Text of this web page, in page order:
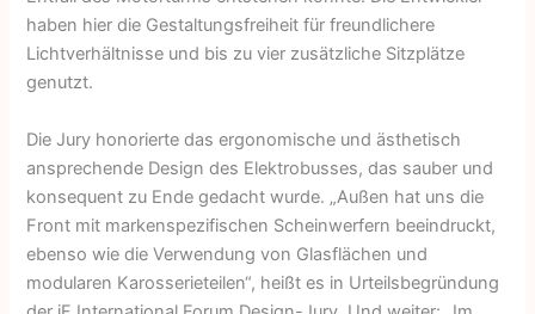
haben hier die Gestaltungsfreiheit für freundlichere
Lichtverhältnisse und bis zu vier zusätzliche Sitzplätze
genutzt.
Die Jury honorierte das ergonomische und ästhetisch
ansprechende Design des Elektrobusses, das sauber und
konsequent zu Ende gedacht wurde. „Außen hat uns die
Front mit markenspezifischen Scheinwerfern beeindruckt,
ebenso wie die Verwendung von Glasflächen und
modularen Karosserieteilen“, heißt es in Urteilsbegründung